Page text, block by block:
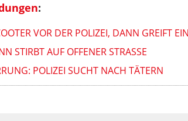
:
VOR DER POLIZEI, DANN GREIFT
STIRBT AUF OFFENER STRASSE
POLIZEI SUCHT NACH TÄTERN